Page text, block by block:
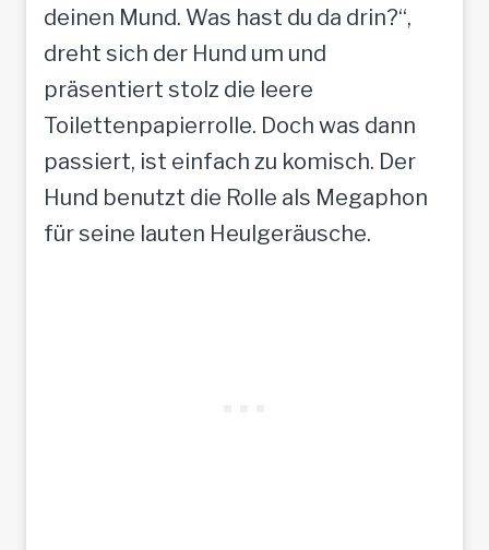
deinen Mund. Was hast du da drin?“,
dreht sich der Hund um und
präsentiert stolz die leere
Toilettenpapierrolle. Doch was dann
passiert, ist einfach zu komisch. Der
Hund benutzt die Rolle als Megaphon
für seine lauten Heulgeräusche.